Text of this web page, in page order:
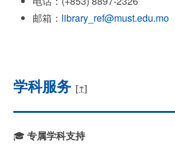
邮箱： library_ref@must.edu.mo
学科服务 [↑]
🎓 专属学科支持